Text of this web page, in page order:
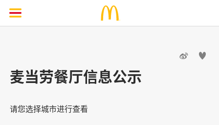
 
麦当劳餐厅信息公示
请您选择城市进行查看